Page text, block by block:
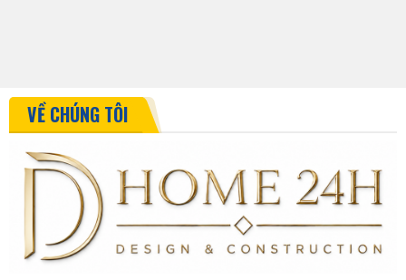
VỀ CHÚNG TÔI